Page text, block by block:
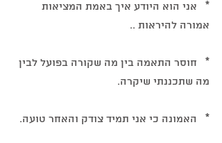
*   אני הוא היודע איך באמת המציאות
אמורה להיראות ..
*   חוסר התאמה בין מה שקורה בפועל לבין
מה שתכננתי שיקרה.
*   האמונה כי אני תמיד צודק והאחר טועה.